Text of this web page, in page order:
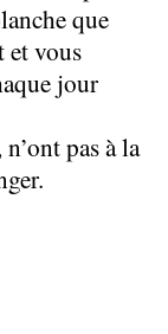
que
et vous
jour
pas à la